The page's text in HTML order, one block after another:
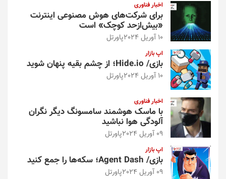
اخبار فناوری
برای شرکت‌های هوش مصنوعی اینترنت
«بیش‌از‌حد کوچک» است
10 آوریل 2024 پاورتل
اپ بازار
بازی/ Hide.io؛ از چشم بقیه پنهان شوید
10 آوریل 2024 پاورتل
اخبار فناوری
با ماسک هوشمند سامسونگ دیگر نگران
آلودگی هوا نباشید
09 آوریل 2024 پاورتل
اپ بازار
بازی/ Agent Dash؛ سکه‌ها را جمع کنید
09 آوریل 2024 پاورتل